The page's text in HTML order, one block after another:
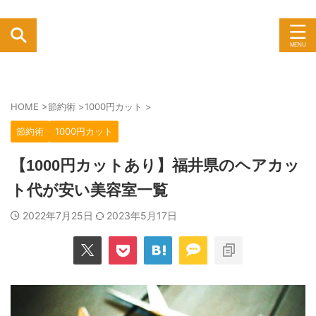
HOME >節約術 >1000円カット >
節約術 1000円カット
【1000円カットあり】福井県のヘアカッ
ト代が安い美容室一覧
2022年7月25日 2023年5月17日